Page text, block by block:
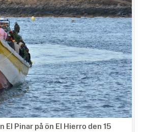
El Pinar på ön El Hierro den 15